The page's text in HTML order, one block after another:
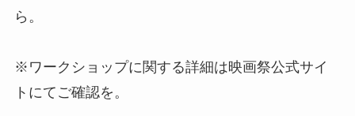
ら。
※ワークショップに関する詳細は映画祭公式サイ
トにてご確認を。